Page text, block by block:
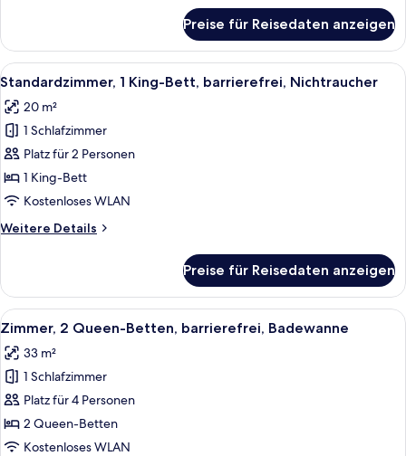
1 King-
Bett,
barrierefrei,
Preise für Reisedaten anzeigen
Alle
Fotos
für
Standardzimmer,
1 King-
Bett,
barrierefrei,
anzeigen
Ein ordentlich bezogenes Bett mit
8
Standardzimmer, 1 King-Bett, barrierefrei, Nichtraucher
20 m²
1 Schlafzimmer
Platz für 2 Personen
1 King-Bett
Kostenloses WLAN
Weitere Details
Weitere
1 King-
Bett,
barrierefrei,
Preise für Reisedaten anzeigen
Alle
Fotos
für
Zimmer,
2 Queen-
Betten,
barrierefrei,
Ein Hotelzimmer mit zwei Betten,
8
Zimmer, 2 Queen-Betten, barrierefrei, Badewanne
33 m²
1 Schlafzimmer
Platz für 4 Personen
2 Queen-Betten
Kostenloses WLAN